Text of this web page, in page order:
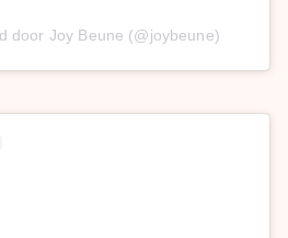
door Joy Beune (@joybeune)